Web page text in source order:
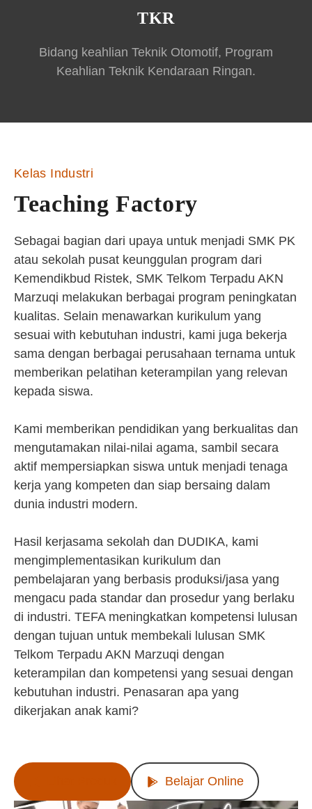
TKR
Bidang keahlian Teknik Otomotif, Program
Keahlian Teknik Kendaraan Ringan.
Kelas Industri
Teaching Factory
Sebagai bagian dari upaya untuk menjadi SMK PK
atau sekolah pusat keunggulan program dari
Kemendikbud Ristek, SMK Telkom Terpadu AKN
Marzuqi melakukan berbagai program peningkatan
kualitas. Selain menawarkan kurikulum yang
sesuai with kebutuhan industri, kami juga bekerja
sama dengan berbagai perusahaan ternama untuk
memberikan pelatihan keterampilan yang relevan
kepada siswa.
Kami memberikan pendidikan yang berkualitas dan
mengutamakan nilai-nilai agama, sambil secara
aktif mempersiapkan siswa untuk menjadi tenaga
kerja yang kompeten dan siap bersaing dalam
dunia industri modern.
Hasil kerjasama sekolah dan DUDIKA, kami
mengimplementasikan kurikulum dan
pembelajaran yang berbasis produksi/jasa yang
mengacu pada standar dan prosedur yang berlaku
di industri. TEFA meningkatkan kompetensi lulusan
dengan tujuan untuk membekali lulusan SMK
Telkom Terpadu AKN Marzuqi dengan
keterampilan dan kompetensi yang sesuai dengan
kebutuhan industri. Penasaran apa yang
dikerjakan anak kami?
Belajar Online